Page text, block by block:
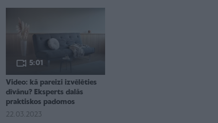
5:01
Video: kā pareizi izvēlēties
dīvānu? Eksperts dalās
praktiskos padomos
22.03.2023